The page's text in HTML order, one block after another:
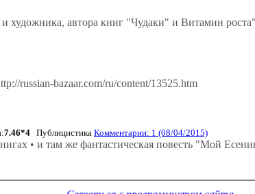
художника, автора книг "Чудаки" и Витамин
russian-bazaar.com/ru/content/13525.htm
7.46*4 Публицистика Комментарии: 1 (08/04/2015)
• и там же фантастическая повесть "Мой